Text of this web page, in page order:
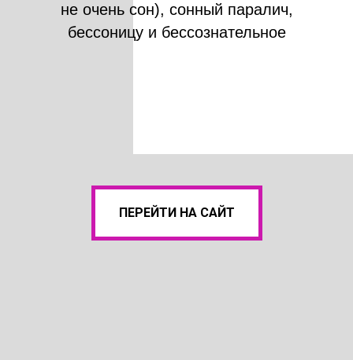
не очень сон), сонный паралич,
бессоницу и бессознательное
ПЕРЕЙТИ НА САЙТ